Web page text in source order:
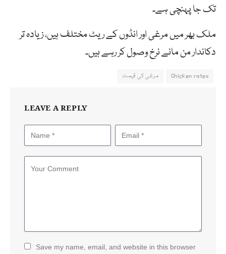
تک جا پہنچی ہے۔
ملک بھر میں مرغی اور انڈوں کے ریٹ مختلف ہیں، زیادہ تر
دکاندار من مانے نرخ وصول کر رہے ہیں۔
Chicken rates مرغی کی قیمت
LEAVE A REPLY
Save my name, email, and website in this browser